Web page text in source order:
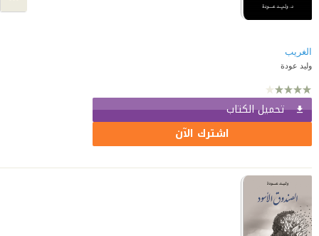
الغريب
وليد عودة
تحميل الكتاب
اشترك الآن